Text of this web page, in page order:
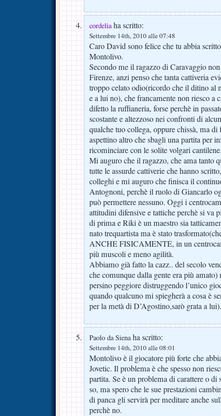
cordeliaha scritto:
Settembre 14th, 2010 alle 07:48
Caro David sono felice che tu abbia
Montolivo.
Secondo me il ragazzo di Caravaggio
Firenze, anzi penso che tanta cattiveria
troppo celato odio(ricordo che il ditino al
e a lui no), che francamente non riesco a
difetto la ruffianeria, forse perchè in
scostante e altezzoso nei confronti di
qualche tuo collega, oppure chissà, ma
aspettino altro che sbagli una partita per
ricominciare con le solite volgari
Mi auguro che il ragazzo, che ama tanto
tutte le assurde cattiverie che hanno
colleghi e mi auguro che finisca il
Antognoni, perchè il ruolo di Giancarlo
può permettere nessuno. Oggi i
attitudini difensive e tattiche perchè si va
di prima e Riki è un maestro sia
nato trequartista ma è stato
ANCHE FISICAMENTE, in un
più muscoli e meno agilità.
Abbiamo già fatto la cazz.. del secolo
che comunque dalla gente era più
persino peggiore distruggendo l’unico
quando qualcuno mi spiegherà a cosa è
per la metà di D’Agostino,sarò grata a lui).
Paolo da Sienaha scritto:
Settembre 14th, 2010 alle 08:01
Montolivo è il giocatore più forte che
Jovetic. Il problema è che spesso non
partita. Se è un problema di carattere o di
so, ma spero che le sue prestazioni
di panca gli servirà per meditare anche
perchè no.